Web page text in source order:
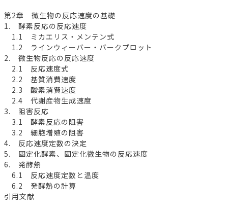
第2章 微生物の反応速度の基礎
1. 酵素反応の反応速度
1.1 ミカエリス・メンテン式
1.2 ラインウィーバー・バークプロット
2. 微生物反応の反応速度
2.1 反応速度式
2.2 基質消費速度
2.3 酸素消費速度
2.4 代謝産物生成速度
3. 阻害反応
3.1 酵素反応の阻害
3.2 細胞増殖の阻害
4. 反応速度定数の決定
5. 固定化酵素、固定化微生物の反応速度
6. 発酵熱
6.1 反応速度定数と温度
6.2 発酵熱の計算
引用文献